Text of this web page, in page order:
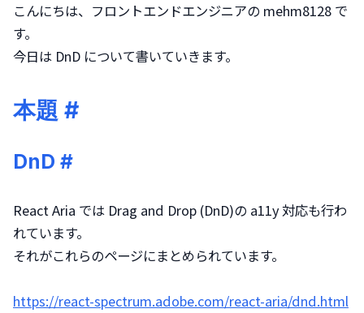
こんにちは、フロントエンドエンジニアの mehm8128 で
す。
今日は DnD について書いていきます。
本題 #
DnD #
React Aria では Drag and Drop (DnD)の a11y 対応も行わ
れています。
それがこれらのページにまとめられています。
https://react-spectrum.adobe.com/react-aria/dnd.html